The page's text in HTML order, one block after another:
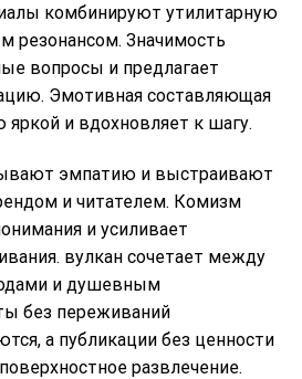
комбинируют утилитарную
резонансом. Значимость
вопросы и предлагает
Эмотивная составляющая
и вдохновляет к шагу.
эмпатию и выстраивают
и читателем. Комизм
и усиливает
вулкан сочетает между
и душевным
без переживаний
а публикации без ценности
развлечение.